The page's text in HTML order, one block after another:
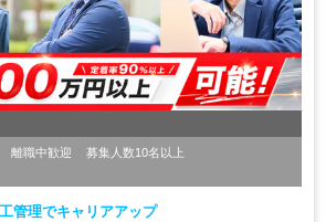
離職中歓迎
募集人数10名以上
管理でキャリアアップ